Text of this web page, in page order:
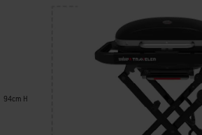
94cm H